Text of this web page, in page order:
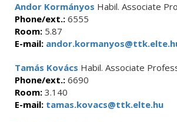
Andor Kormányos Habil. Associate
Phone/ext.: 6555
Room: 5.87
E-mail:
Tamás Kovács Habil. Associate
Phone/ext.: 6690
Room: 3.140
E-mail: tamas.kovacs@ttk.elte.hu